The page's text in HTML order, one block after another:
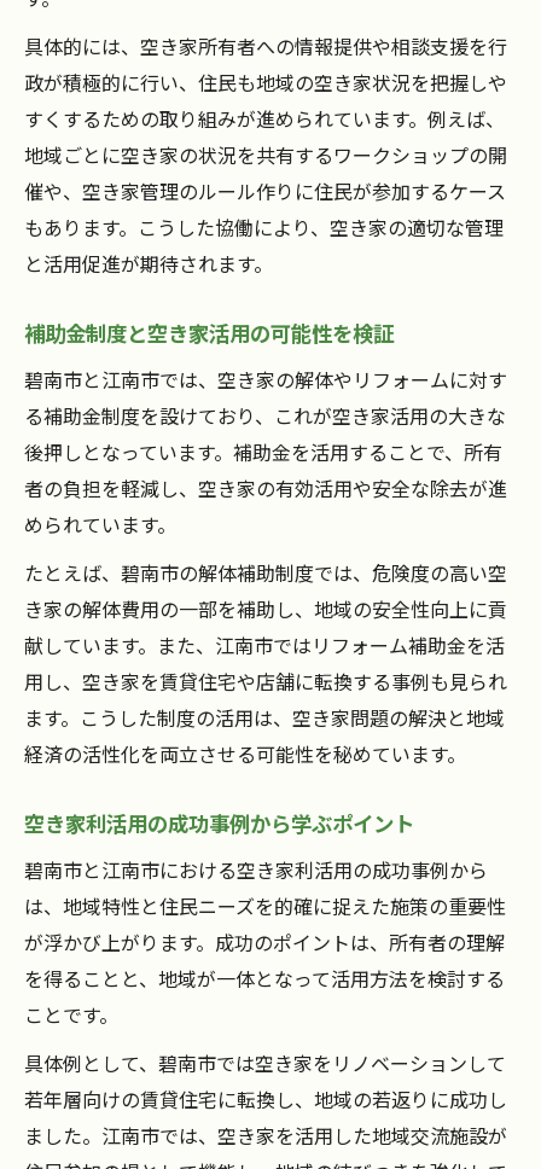
具体的には、空き家所有者への情報提供や相談支援を行
政が積極的に行い、住民も地域の空き家状況を把握しや
すくするための取り組みが進められています。例えば、
地域ごとに空き家の状況を共有するワークショップの開
催や、空き家管理のルール作りに住民が参加するケース
もあります。こうした協働により、空き家の適切な管理
と活用促進が期待されます。
補助金制度と空き家活用の可能性を検証
碧南市と江南市では、空き家の解体やリフォームに対す
る補助金制度を設けており、これが空き家活用の大きな
後押しとなっています。補助金を活用することで、所有
者の負担を軽減し、空き家の有効活用や安全な除去が進
められています。
たとえば、碧南市の解体補助制度では、危険度の高い空
き家の解体費用の一部を補助し、地域の安全性向上に貢
献しています。また、江南市ではリフォーム補助金を活
用し、空き家を賃貸住宅や店舗に転換する事例も見られ
ます。こうした制度の活用は、空き家問題の解決と地域
経済の活性化を両立させる可能性を秘めています。
空き家利活用の成功事例から学ぶポイント
碧南市と江南市における空き家利活用の成功事例から
は、地域特性と住民ニーズを的確に捉えた施策の重要性
が浮かび上がります。成功のポイントは、所有者の理解
を得ることと、地域が一体となって活用方法を検討する
ことです。
具体例として、碧南市では空き家をリノベーションして
若年層向けの賃貸住宅に転換し、地域の若返りに成功し
ました。江南市では、空き家を活用した地域交流施設が